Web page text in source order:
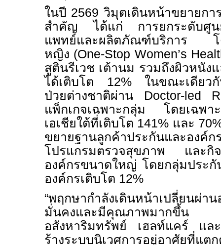
ในปี 2569 วิมุตเดินหน้าขยายกา
สำคัญ ได้แก่ การยกระดับศูนย์
แพทย์และผลิตภัณฑ์บริการ โ
หญิง (One-Stop Women’s
สูตินรีเวช เต้านม รวมถึงผิวหนัง
ได้เติบโต 12% ในขณะเดียวกั
ป่วยต่างชาติผ่าน Doctor-led
แพ็กเกจเฉพาะกลุ่ม โดยเฉพา
เอเชียใต้ที่เติบโต 141% และ
ขยายฐานลูกค้าประกันและอง
โปรแกรมตรวจสุขภาพ และกิจ
องค์กรขนาดใหญ่ โดยกลุ่มประกั
องค์กรเติบโต 12%
“พฤกษากำลังเดินหน้าเปลี่ยนผ่า
มั่นคงและมีคุณภาพมากขึ้น
อสังหาริมทรัพย์ เฮลท์แคร์ และ
ร้างระบบนิเวศการอยู่อาศัยที่แต